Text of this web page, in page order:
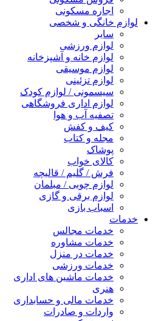
اجاره مسکونی
لوازم خانگی و شخصی
سایر
لوازم ورزشی
لوازم خانه و آشپزخانه
لوازم موسیقی
لوازم تزئینی
سیسمونی / لوازم کودک
لوازم اداری فروشگاهی
تصفیه آب و هوا
کیف و کفش
مجله و کتاب
پوشاک
کالای خواب
فرش / گلیم / قالیچه
لوازم چوبی / مبلمان
لوازم برقی و گازی
اسباب بازی
خدمات
خدمات مجالس
خدمات مشاوره
خدمات در منزل
خدمات ورزشی
خدمات ماشین های اداری
هنری
خدمات مالی و حسابداری
واردات و صادرات